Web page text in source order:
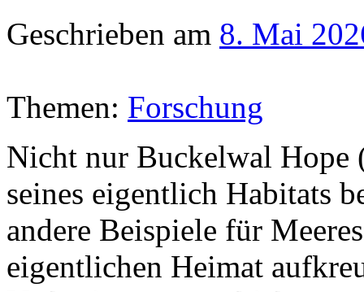
Geschrieben am 8. Mai
Themen: Forschung
Nicht nur Buckelwal Hope
seines eigentlich Habitats
andere Beispiele für
eigentlichen Heimat